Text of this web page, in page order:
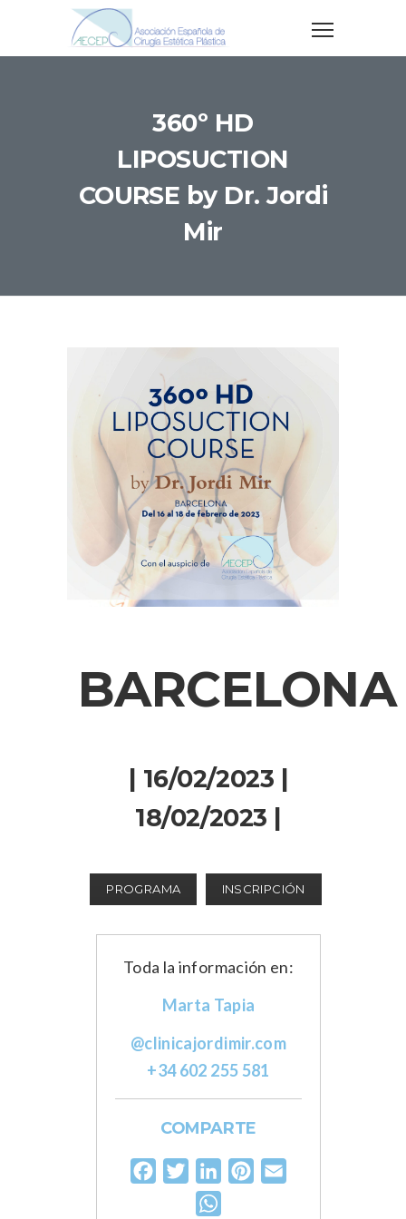
360º HD
LIPOSUCTION
COURSE by Dr. Jordi
Mir
BARCELONA
| 16/02/2023 |
18/02/2023 |
PROGRAMA INSCRIPCIÓN
Toda la información en:
Marta Tapia
@clinicajordimir.com
+34 602 255 581
COMPARTE
FacebookTwitterLinkedInPinterest